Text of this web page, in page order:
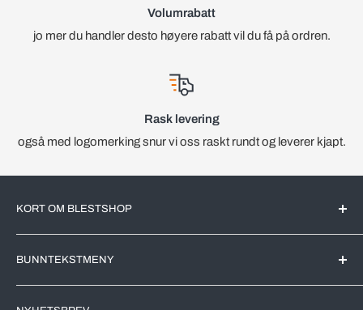
Volumrabatt
jo mer du handler desto høyere rabatt vil du få på ordren.
Rask levering
også med logomerking snur vi oss raskt rundt og leverer kjapt.
KORT OM BLESTSHOP
det Norske markedet. All videreforedling av produktene blir
utført av markedsledende produsenter her i Norge.
BUNNTEKSTMENY